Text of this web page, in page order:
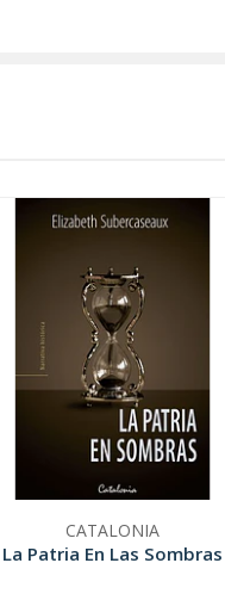
CATALONIA
La Patria En Las Sombras